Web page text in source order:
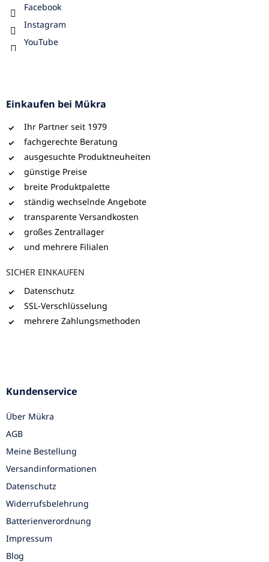
Facebook
Instagram
YouTube
Einkaufen bei Mükra
Ihr Partner seit 1979
fachgerechte Beratung
ausgesuchte Produktneuheiten
günstige Preise
breite Produktpalette
ständig wechselnde Angebote
transparente Versandkosten
großes Zentrallager
und mehrere Filialen
SICHER EINKAUFEN
Datenschutz
SSL-Verschlüsselung
mehrere Zahlungsmethoden
Kundenservice
Über Mükra
AGB
Meine Bestellung
Versandinformationen
Datenschutz
Widerrufsbelehrung
Batterienverordnung
Impressum
Blog